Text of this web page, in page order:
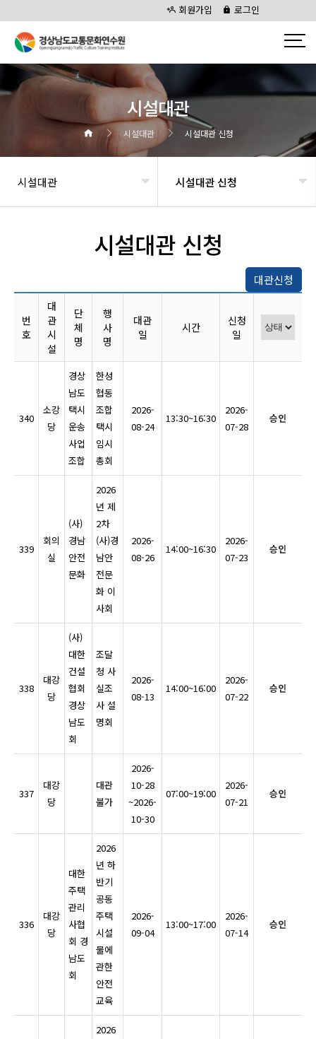
회원가입 로그인
시설대관
시설대관 시설대관 신청
시설대관 시설대관 신청
시설대관 신청
대관신청
번
호
대
관
시
설
단
체
명
행
사
명
대관
일
시간
신청
일
340
소강
당
경상
남도
택시
운송
사업
조합
한성
협동
조합
택시
임시
총회
2026-
08-24
13:30~16:30
2026-
07-28
승인
339
회의
실
(사)
경남
안전
문화
2026
년 제
2차
(사)경
남안
전문
화 이
사회
2026-
08-26
14:00~16:30
2026-
07-23
승인
338
대강
당
(사)
대한
건설
협회
경상
남도
회
조달
청 사
실조
사 설
명회
2026-
08-13
14:00~16:00
2026-
07-22
승인
337
대강
당
대관
불가
2026-
10-28
~2026-
10-30
07:00~19:00
2026-
07-21
승인
336
대강
당
대한
주택
관리
사협
회 경
남도
회
2026
년 하
반기
공동
주택
시설
물에
관한
안전
교육
2026-
09-04
13:00~17:00
2026-
07-14
승인
2026